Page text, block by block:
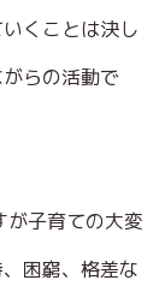
くことは決し
らの活動で
子育ての大変
困窮、格差な